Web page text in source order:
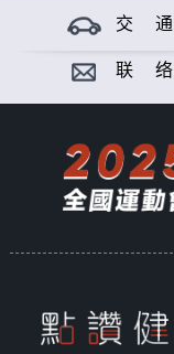
交 通
联 络